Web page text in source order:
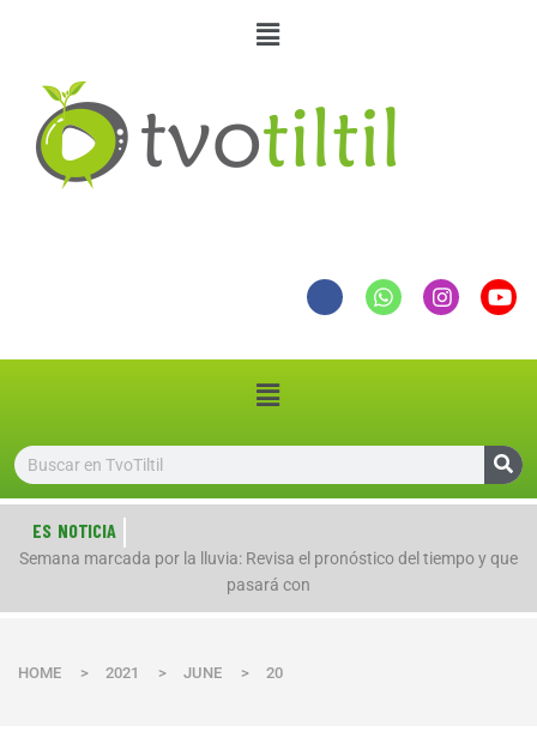
ES NOTICIA
Semana marcada por la lluvia: Revisa el pronóstico del tiempo y que
pasará con
HOME > 2021 > JUNE > 20